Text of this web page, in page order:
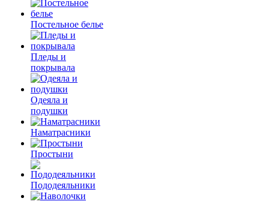
Постельное белье
Пледы и
покрывала
Одеяла и
подушки
Наматрасники
Простыни
Пододеяльники